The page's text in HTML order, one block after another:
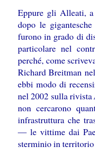
Eppure gli Alleati,
dopo le
furono in grado di
particolare nel
perché, come
Richard Breitman
ebbi modo di
nel 2002 sulla rivista
non cercarono
infrastruttura che
— le vittime dai
sterminio in